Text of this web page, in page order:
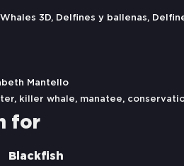
3D, Delfines y ballenas,
Mantello
, killer whale, manatee,
for
Blackfish